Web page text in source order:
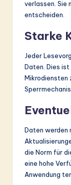
verlassen. Sie
entscheiden.
Starke
Jeder
Daten. Dies ist
Mikrodiensten
Daten werden
die Norm für
eine hohe
Anwendung